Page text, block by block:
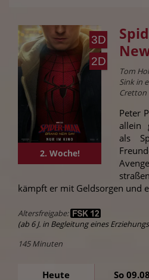
3D
2D
2. Woche!
Tom
Sink in
Cretton
Peter
allein
als
kämpft er mit Geldsorgen und
Altersfreigabe:
(ab 6 J. in Begleitung eines
145 Minuten
Heute So